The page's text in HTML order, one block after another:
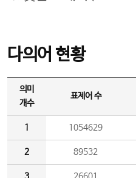
다의어 현황
의미
개수
표제어 수
1 1054629
2 89532